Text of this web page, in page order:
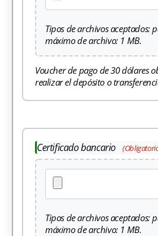
Tipos de archivos aceptados:
máximo de archivo: 1 MB.
Voucher de pago de 30 dólares
realizar el depósito o
Certificado bancario
Tipos de archivos aceptados:
máximo de archivo: 1 MB.